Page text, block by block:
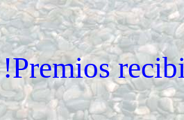
!Premios